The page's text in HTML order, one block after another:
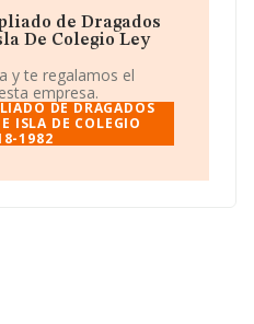
n.c.o.p.. La empresa
Isla De Colegio Ley 18-
temporal de empresas.
de Dragados
De Colegio Ley
y te regalamos el
empresa.
DE DRAGADOS
ISLA DE COLEGIO
1982